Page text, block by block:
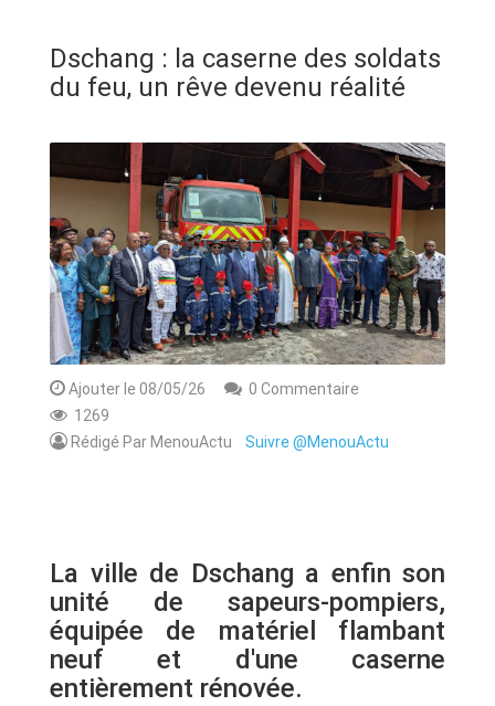
ALERTE
ART & CULTURE & TRADITION
ASSAINISSEMENT
BREAKING-NEWS
CAMEROUN
Dschang : la caserne des soldats
du feu, un rêve devenu réalité
Ajouter le 08/05/26
0 Commentaire
1269
Rédigé Par MenouActu Suivre @MenouActu
La ville de Dschang a enfin son
unité de sapeurs-pompiers,
équipée de matériel flambant
neuf et d'une caserne
entièrement rénovée.